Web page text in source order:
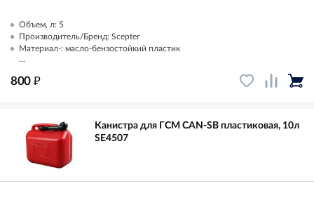
Объем, л: 5
Производитель/Бренд: Scepter
Материал-: масло-бензостойкий пластик
...
800 ₽
Канистра для ГСМ CAN-SB пластиковая, 10л
SE4507